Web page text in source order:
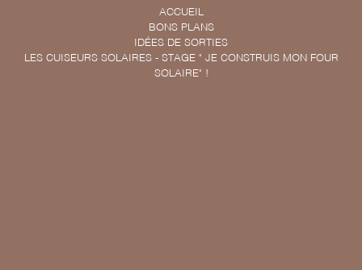
ACCUEIL
BONS PLANS
IDÉES DE SORTIES
LES CUISEURS SOLAIRES - STAGE " JE CONSTRUIS MON FOUR
SOLAIRE" !